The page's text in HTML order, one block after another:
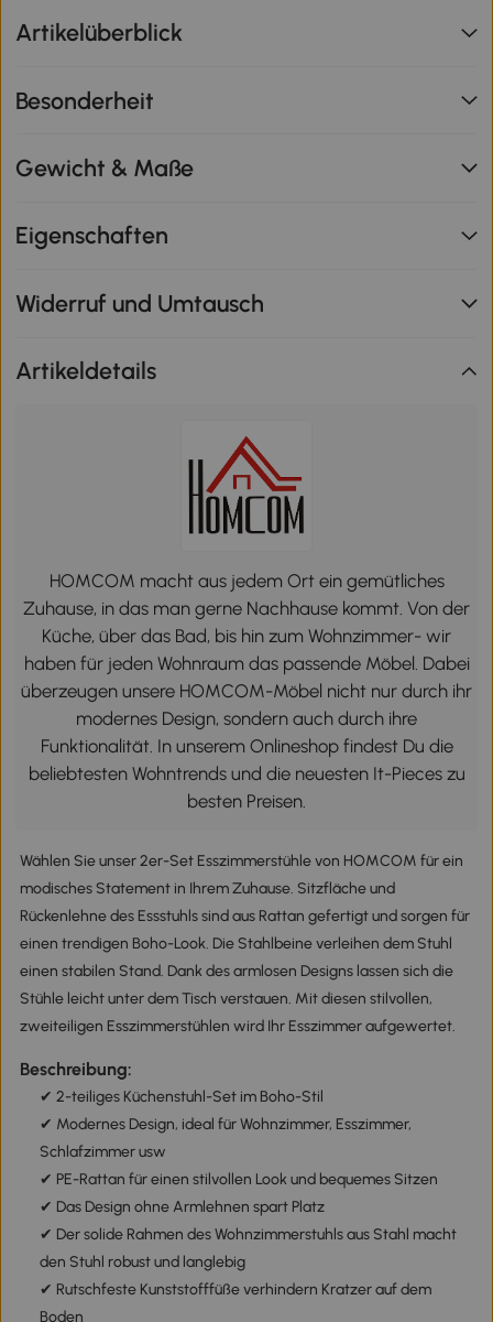
Artikelüberblick
Besonderheit
Gewicht & Maße
Eigenschaften
Widerruf und Umtausch
Artikeldetails
HOMCOM macht aus jedem Ort ein gemütliches
Zuhause, in das man gerne Nachhause kommt. Von der
Küche, über das Bad, bis hin zum Wohnzimmer- wir
haben für jeden Wohnraum das passende Möbel. Dabei
überzeugen unsere HOMCOM-Möbel nicht nur durch ihr
modernes Design, sondern auch durch ihre
Funktionalität. In unserem Onlineshop findest Du die
beliebtesten Wohntrends und die neuesten It-Pieces zu
besten Preisen.
Wählen Sie unser 2er-Set Esszimmerstühle von HOMCOM für ein
modisches Statement in Ihrem Zuhause. Sitzfläche und
Rückenlehne des Essstuhls sind aus Rattan gefertigt und sorgen für
einen trendigen Boho-Look. Die Stahlbeine verleihen dem Stuhl
einen stabilen Stand. Dank des armlosen Designs lassen sich die
Stühle leicht unter dem Tisch verstauen. Mit diesen stilvollen,
zweiteiligen Esszimmerstühlen wird Ihr Esszimmer aufgewertet.
Beschreibung:
✔ 2-teiliges Küchenstuhl-Set im Boho-Stil
✔ Modernes Design, ideal für Wohnzimmer, Esszimmer,
Schlafzimmer usw
✔ PE-Rattan für einen stilvollen Look und bequemes Sitzen
✔ Das Design ohne Armlehnen spart Platz
✔ Der solide Rahmen des Wohnzimmerstuhls aus Stahl macht
den Stuhl robust und langlebig
✔ Rutschfeste Kunststofffüße verhindern Kratzer auf dem
Boden